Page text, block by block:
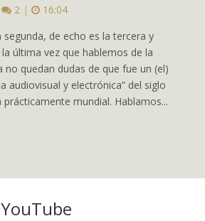
2 |
16:04
de echo es la tercera y
última vez que hablemos de la
no quedan dudas de que fue un (el)
audiovisual y electrónica” del siglo
mundial. Hablamos...